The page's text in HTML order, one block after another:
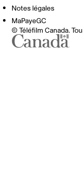
Notes légales
MaPayeGC
© Téléfilm Canada.